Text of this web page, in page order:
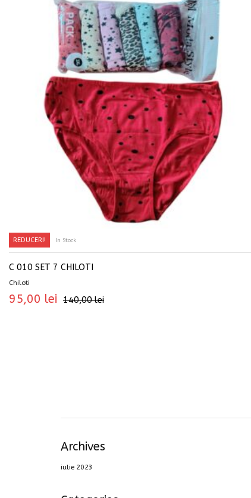
REDUCERI! In Stock
C 010 SET 7 CHILOTI
Chiloti
140,00lei
95,00 lei
Archives
iulie 2023